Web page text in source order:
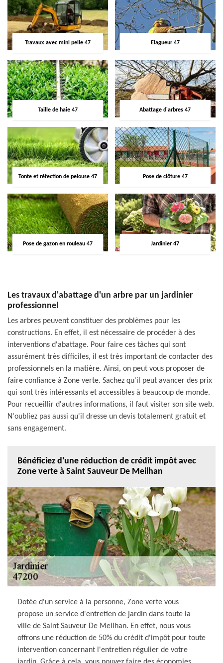
Travaux avec mini pelle 47 Elagueur 47
Taille de haie 47 Abattage d'arbres 47
Tonte et réfection de pelouse 47 Pose de clôture 47
Pose de gazon en rouleau 47 Jardinier 47
Les travaux d'abattage d'un arbre par un jardinier
professionnel
Les arbres peuvent constituer des problèmes pour les
constructions. En effet, il est nécessaire de procéder à des
interventions d'abattage. Pour faire ces tâches qui sont
assurément très difficiles, il est très important de contacter des
professionnels en la matière. Ainsi, on peut vous proposer de
faire confiance à Zone verte. Sachez qu'il peut avancer des prix
qui sont très intéressants et accessibles à beaucoup de monde.
Pour recueillir d'autres informations, il faut visiter son site web.
N'oubliez pas aussi qu'il dresse un devis totalement gratuit et
sans engagement.
Bénéficiez d'une réduction de crédit impôt avec
Zone verte à Saint Sauveur De Meilhan
Dotée d'un service à la personne, Zone verte vous
propose un service d'entretien de jardin dans toute la
ville de Saint Sauveur De Meilhan. En effet, nous vous
offrons une réduction de 50% du crédit d'impôt pour toute
intervention concernant l'entretien régulier de votre